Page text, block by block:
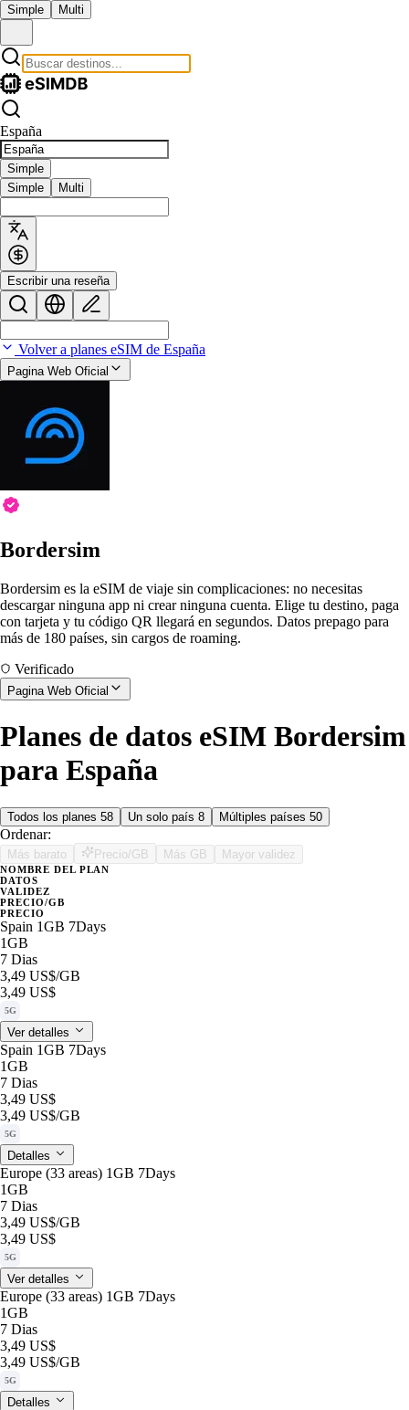
Simple Multi
España
Simple
Simple
Multi
Escribir una reseña
Volver a planes eSIM de España
Pagina Web Oficial
Bordersim
Bordersim es la eSIM de viaje sin complicaciones: no necesitas
descargar ninguna app ni crear ninguna cuenta. Elige tu destino, paga
con tarjeta y tu código QR llegará en segundos. Datos prepago para
más de 180 países, sin cargos de roaming.
Verificado
Pagina Web Oficial
Planes de datos eSIM Bordersim
para España
Todos los planes 58 Un solo país 8 Múltiples países 50
Ordenar:
Más barato Precio/GB Más GB Mayor validez
NOMBRE DEL PLAN
DATOS
VALIDEZ
PRECIO/GB
PRECIO
Spain 1GB 7Days
1GB
7 Dias
3,49 US$/GB
3,49 US$
5G
Ver detalles
Spain 1GB 7Days
1GB
7 Dias
3,49 US$
3,49 US$/GB
5G
Detalles
Europe (33 areas) 1GB 7Days
1GB
7 Dias
3,49 US$/GB
3,49 US$
5G
Ver detalles
Europe (33 areas) 1GB 7Days
1GB
7 Dias
3,49 US$
3,49 US$/GB
5G
Detalles